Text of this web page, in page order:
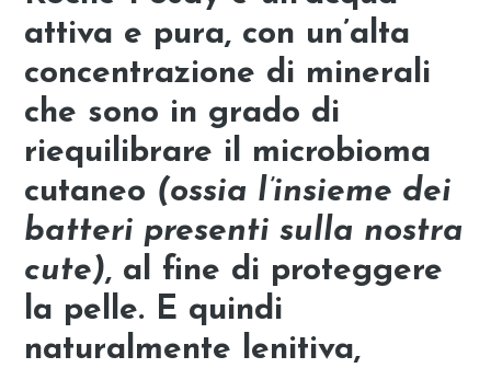
attiva e pura, con un’alta
concentrazione di minerali
che sono in grado di
riequilibrare il microbioma
cutaneo (ossia l’insieme dei
batteri presenti sulla nostra
cute), al fine di proteggere
la pelle. E quindi
naturalmente lenitiva,